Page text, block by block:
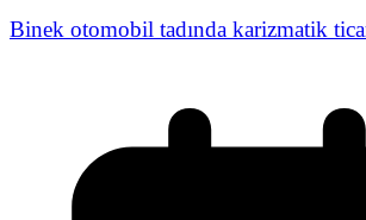
Binek otomobil tadında karizmatik